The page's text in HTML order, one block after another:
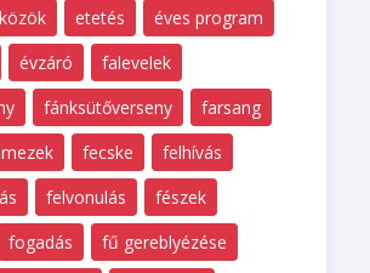
etetés
éves program
évzáró
falevelek
fánksütőverseny
farsang
fecske
felhívás
felvonulás
fészek
fogadás
fű gereblyézése